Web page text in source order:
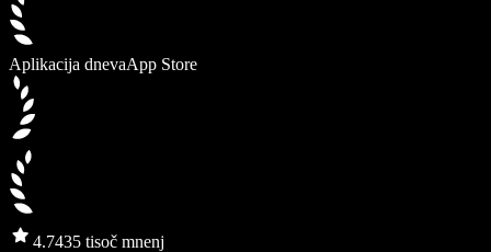
Aplikacija dnevaApp Store
4.7435 tisoč mnenj